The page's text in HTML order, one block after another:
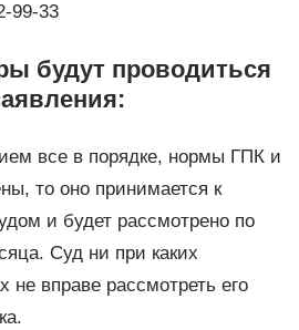
99-33
будут проводиться
все в порядке, нормы ГПК и
то оно принимается к
и будет рассмотрено по
Суд ни при каких
не вправе рассмотреть его